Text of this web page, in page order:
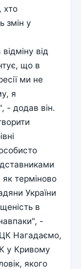
хто
змін у
від
що в
ми не
я
- додав він.
терміново
України
в
-
Нагадаємо,
у Кривому
якого